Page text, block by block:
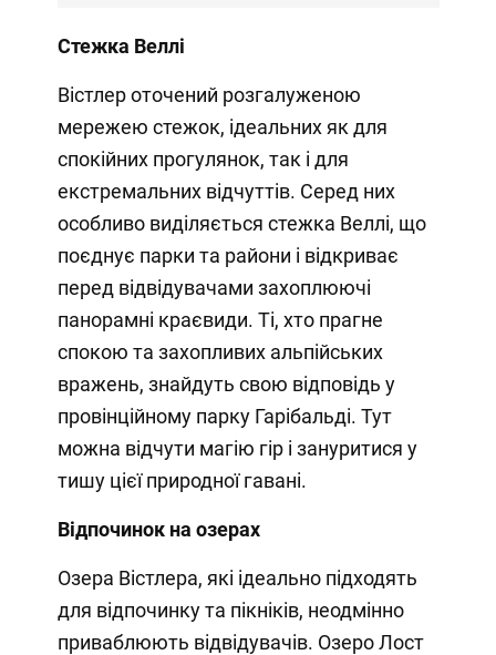
Стежка Веллі
Вістлер оточений розгалуженою
мережею стежок, ідеальних як для
спокійних прогулянок, так і для
екстремальних відчуттів. Серед них
особливо виділяється стежка Веллі, що
поєднує парки та райони і відкриває
перед відвідувачами захоплюючі
панорамні краєвиди. Ті, хто прагне
спокою та захопливих альпійських
вражень, знайдуть свою відповідь у
провінційному парку Гарібальді. Тут
можна відчути магію гір і зануритися у
тишу цієї природної гавані.
Відпочинок на озерах
Озера Вістлера, які ідеально підходять
для відпочинку та пікніків, неодмінно
приваблюють відвідувачів. Озеро Лост